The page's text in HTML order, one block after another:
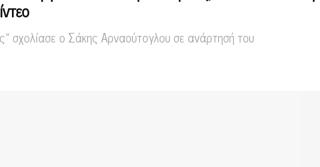
σχολίασε ο Σάκης Αρναούτογλου σε ανάρτησή του